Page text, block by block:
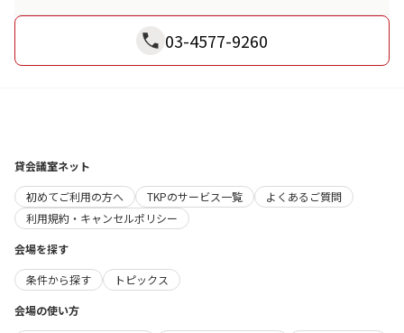
03-4577-9260
貸会議室ネット
初めてご利用の方へ
TKPのサービス一覧
よくあるご質問
利用規約・キャンセルポリシー
会場を探す
条件から探す
トピックス
会場の使い方